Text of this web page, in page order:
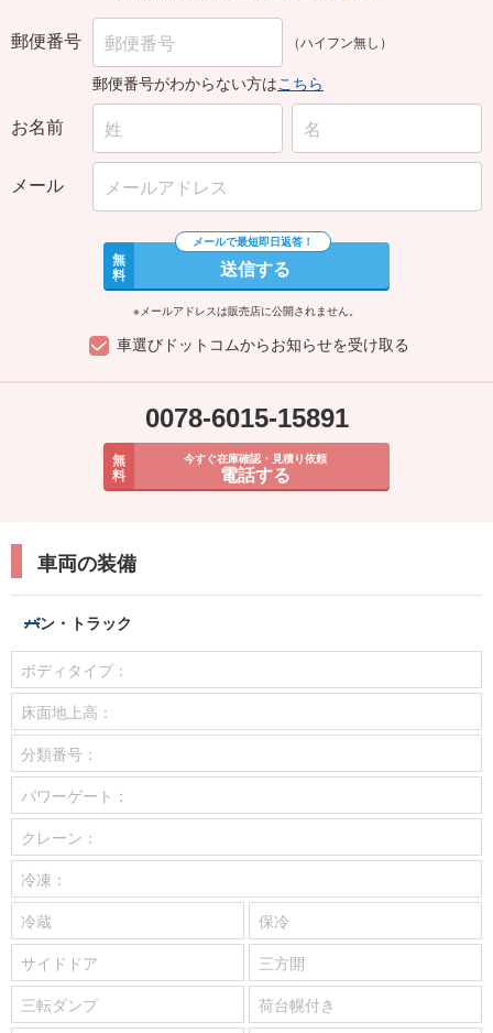
郵便番号 （ハイフン無し）
郵便番号がわからない方はこちら
お名前
メール
無
料 送信する
※メールアドレスは販売店に公開されません。
車選びドットコムからお知らせを受け取る
0078-6015-15891
無
料
今すぐ在庫確認・見積り依頼
電話する
車両の装備
バン・トラック
ボディタイプ：
床面地上高：
分類番号：
パワーゲート：
クレーン：
冷凍：
冷蔵
保冷
サイドドア
三方開
三転ダンプ
荷台幌付き